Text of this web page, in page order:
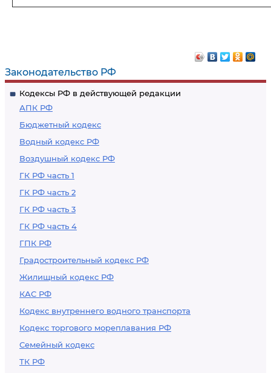
Законодательство РФ
Кодексы РФ в действующей редакции
АПК РФ
Бюджетный кодекс
Водный кодекс РФ
Воздушный кодекс РФ
ГК РФ часть 1
ГК РФ часть 2
ГК РФ часть 3
ГК РФ часть 4
ГПК РФ
Градостроительный кодекс РФ
Жилищный кодекс РФ
КАС РФ
Кодекс внутреннего водного транспорта
Кодекс торгового мореплавания РФ
Семейный кодекс
ТК РФ